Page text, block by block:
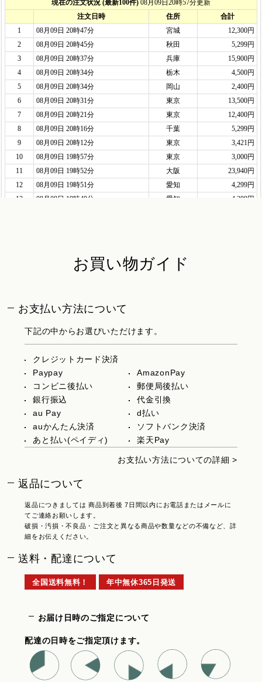
お買い物ガイド
お支払い方法について
下記の中からお選びいただけます。
クレジットカード決済
Paypay
AmazonPay
コンビニ後払い
郵便局後払い
銀行振込
代金引換
au Pay
d払い
auかんたん決済
ソフトバンク決済
あと払い(ペイディ)
楽天Pay
お支払い方法についての詳細 >
返品について
返品につきましては 商品到着後 7日間以内にお電話またはメールに
てご連絡お願いします。
破損・汚損・不良品・ご注文と異なる商品や数量などの不備など、詳
細をお伝えください。
送料・配達について
全国送料無料！ 年中無休365日発送
お届け日時のご指定について
配達の日時をご指定頂けます。